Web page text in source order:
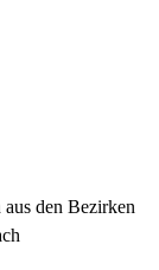
den Bezirken